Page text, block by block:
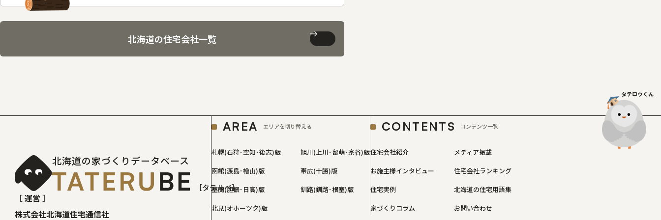
北海道の住宅会社一覧
タテロウくん
北海道の家づくりデータベース
［タテルベ］
［ 運営 ］
株式会社北海道住宅通信社
AREA エリアを切り替える
札幌(石狩･空知･後志)版
旭川(上川･留萌･宗谷)版
函館(渡島･檜山)版
帯広(十勝)版
室蘭(胆振･日高)版
釧路(釧路･根室)版
北見(オホーツク)版
CONTENTS コンテンツ一覧
住宅会社紹介
メディア掲載
お施主様インタビュー
住宅会社ランキング
住宅実例
北海道の住宅用語集
家づくりコラム
お問い合わせ